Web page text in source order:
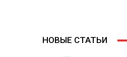
НОВЫЕ СТАТЬИ